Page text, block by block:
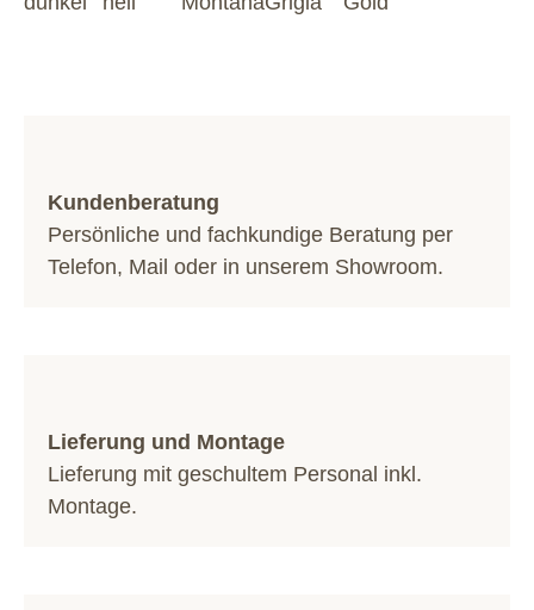
Kundenberatung
Persönliche und fachkundige Beratung per
Telefon, Mail oder in unserem Showroom.
Lieferung und Montage
Lieferung mit geschultem Personal inkl.
Montage.